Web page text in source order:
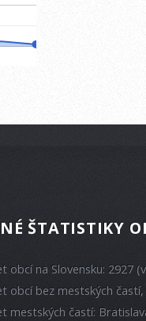
ŠTATISTIKY
obcí na Slovensku: 2927
obcí bez mestských
mestských častí: